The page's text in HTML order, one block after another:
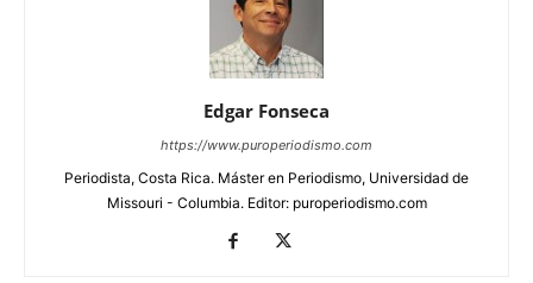
Edgar Fonseca
https://www.puroperiodismo.com
Periodista, Costa Rica. Máster en Periodismo, Universidad de
Missouri - Columbia. Editor: puroperiodismo.com